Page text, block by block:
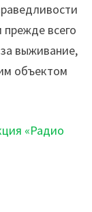
прежде всего
выживание,
объектом
«Радио